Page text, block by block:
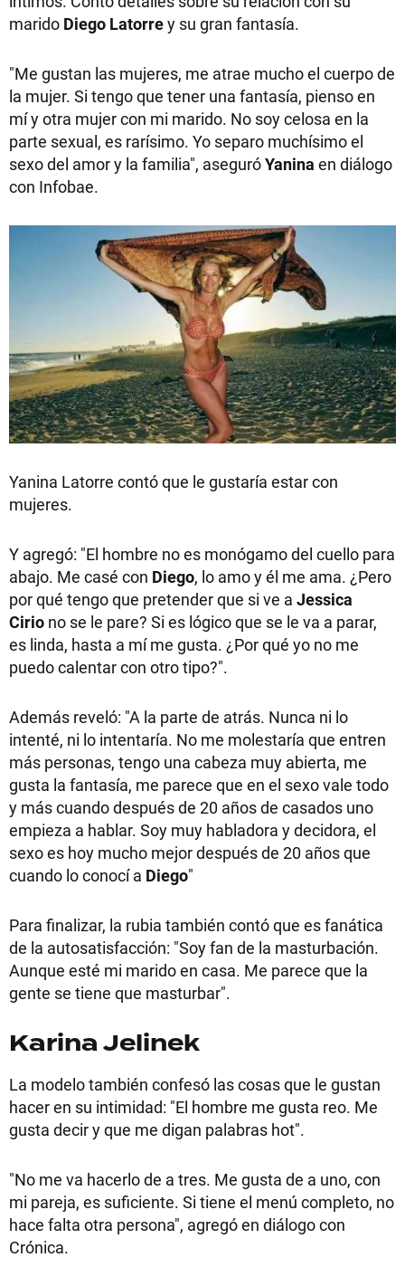
marido Diego Latorrey su gran fantasía.
"Me gustan las mujeres, me atrae mucho el cuerpo de
la mujer. Si tengo que tener una fantasía, pienso en
mí y otra mujer con mi marido. No soy celosa en la
parte sexual, es rarísimo. Yo separo muchísimo el
sexo del amor y la familia", aseguróYanina en diálogo
con Infobae.
Yanina Latorre contó que le gustaría estar con
mujeres.
Y agregó: "El hombre no es monógamo del cuello para
abajo. Me casé con Diego, lo amo y él me ama. ¿Pero
por qué tengo que pretender que si ve a Jessica
Cirio no se le pare? Si es lógico que se le va a parar,
es linda, hasta a mí me gusta. ¿Por qué yo no me
puedo calentar con otro tipo?".
Además reveló: "A la parte de atrás. Nunca ni lo
intenté, ni lo intentaría. No me molestaría que entren
más personas, tengo una cabeza muy abierta, me
gusta la fantasía, me parece que en el sexo vale todo
y más cuando después de 20 años de casados uno
empieza a hablar. Soy muy habladora y decidora, el
sexo es hoy mucho mejor después de 20 años que
cuando lo conocí a Diego"
Para finalizar, la rubia también contó que es fanática
de la autosatisfacción: "Soy fan de la masturbación.
Aunque esté mi marido en casa. Me parece que la
gente se tiene que masturbar".
Karina Jelinek
La modelo también confesó las cosas que le gustan
hacer en su intimidad: "El hombre me gusta reo. Me
gusta decir y que me digan palabras hot".
"No me va hacerlo de a tres. Me gusta de a uno, con
mi pareja, es suficiente. Si tiene el menú completo, no
hace falta otra persona", agregó en diálogo con
Crónica.